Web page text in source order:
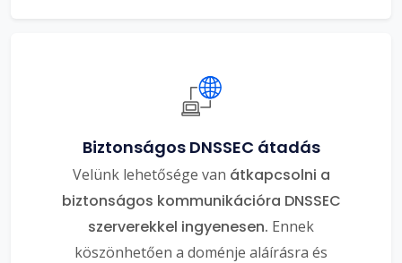
Biztonságos DNSSEC átadás
Velünk lehetősége van átkapcsolni a
biztonságos kommunikációra DNSSEC
szerverekkel ingyenesen. Ennek
köszönhetően a doménje aláírásra és